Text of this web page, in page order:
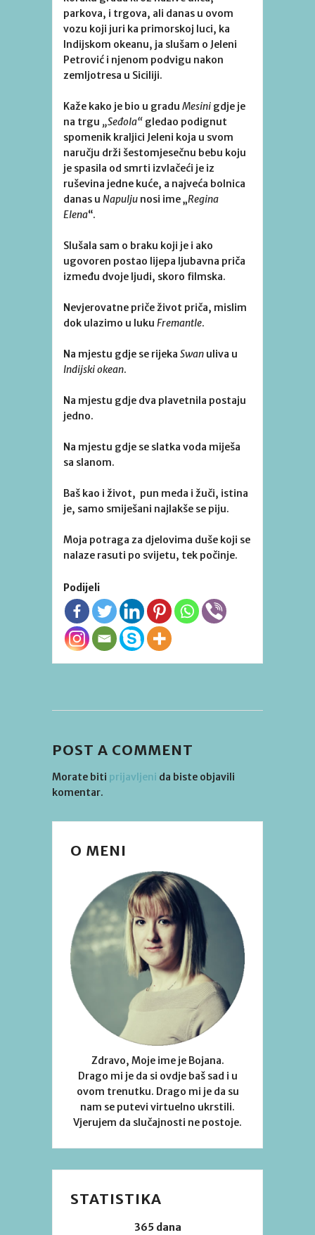
parkova, i trgova, ali danas u ovom
vozu koji juri ka primorskoj luci, ka
Indijskom okeanu, ja slušam o Jeleni
Petrović i njenom podvigu nakon
zemljotresa u Siciliji.
Kaže kako je bio u gradu Mesini gdje je
na trgu „Seđola“ gledao podignut
spomenik kraljici Jeleni koja u svom
naručju drži šestomjesečnu bebu koju
je spasila od smrti izvlačeći je iz
ruševina jedne kuće, a najveća bolnica
danas u Napulju nosi ime „Regina
Elena“.
Slušala sam o braku koji je i ako
ugovoren postao lijepa ljubavna priča
između dvoje ljudi, skoro filmska.
Nevjerovatne priče život priča, mislim
dok ulazimo u luku Fremantle.
Na mjestu gdje se rijeka Swan uliva u
Indijski okean.
Na mjestu gdje dva plavetnila postaju
jedno.
Na mjestu gdje se slatka voda miješa
sa slanom.
Baš kao i život, pun meda i žuči, istina
je, samo smiješani najlakše se piju.
Moja potraga za djelovima duše koji se
nalaze rasuti po svijetu, tek počinje.
Podijeli
POST A COMMENT
Morate biti prijavljeni da biste objavili
komentar.
O MENI
Zdravo, Moje ime je Bojana.
Drago mi je da si ovdje baš sad i u
ovom trenutku. Drago mi je da su
nam se putevi virtuelno ukrstili.
Vjerujem da slučajnosti ne postoje.
STATISTIKA
365 dana